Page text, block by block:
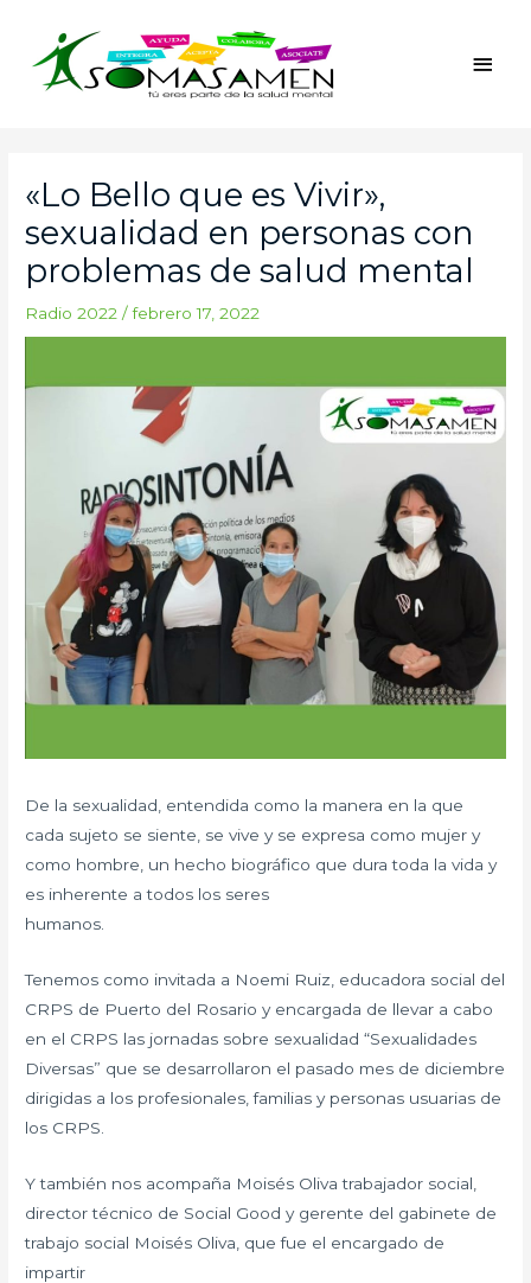
contenido
«Lo Bello que es Vivir»,
sexualidad en personas con
problemas de salud mental
Radio 2022 /febrero 17, 2022
De la sexualidad, entendida como la manera en la que
cada sujeto se siente, se vive y se expresa como mujer y
como hombre, un hecho biográfico que dura toda la vida y
es inherente a todos los seres
humanos.
Tenemos como invitada a Noemi Ruiz, educadora social del
CRPS de Puerto del Rosario y encargada de llevar a cabo
en el CRPS las jornadas sobre sexualidad “Sexualidades
Diversas” que se desarrollaron el pasado mes de diciembre
dirigidas a los profesionales, familias y personas usuarias de
los CRPS.
Y también nos acompaña Moisés Oliva trabajador social,
director técnico de Social Good y gerente del gabinete de
trabajo social Moisés Oliva, que fue el encargado de
impartir
entradas